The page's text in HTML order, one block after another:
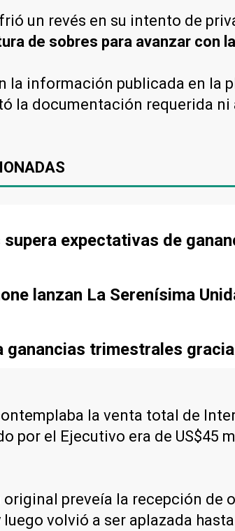
un revés en su intento de
de sobres para avanzar con
la información publicada en la
la documentación requerida
supera expectativas de
lanzan La Serenísima
ganancias trimestrales
la venta total de
por el Ejecutivo era de US$45
preveía la recepción de
luego volvió a ser aplazada